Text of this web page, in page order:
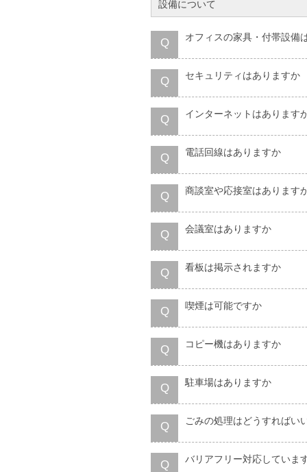
設備について
Q オフィスの家具・付帯設備
Q セキュリティはありますか
Q インターネットはあります
Q 電話回線はありますか
Q 商談室や応接室はあります
Q 会議室はありますか
Q 看板は掲示されますか
Q 喫煙は可能ですか
Q コピー機はありますか
Q 駐車場はありますか
Q ごみの処理はどうすればい
Q バリアフリー対応していま